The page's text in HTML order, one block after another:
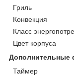
Гриль
Конвекция
Класс
Цвет корпуса
Дополнительные
Таймер